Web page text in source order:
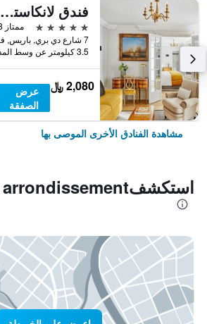
فندق لانكاستر باريس شانزليزيه
5 نجوم
ممتاز 8.8
7 شارع دي بري, باريس, فرنسا
3.5 كيلومتر عن وسط المدينة
2,080 ﷼
عرض
الصفقة
مشاهدة الفنادق الأخرى الموصى بها
استكشف6th arrondissement, باريس